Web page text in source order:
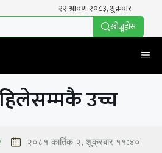
खाेज्नुहाेस
उच्च
२०८१ कार्तिक २, शुक्रबार ११:४०